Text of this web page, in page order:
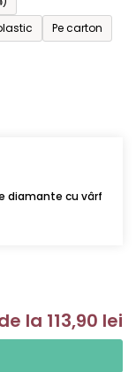
Pe carton
diamante cu vârf
la 113,90 lei